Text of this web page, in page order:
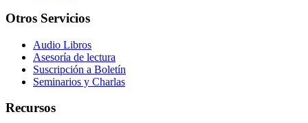
Otros Servicios
Audio Libros
Asesoría de lectura
Suscripción a Boletín
Seminarios y Charlas
Recursos